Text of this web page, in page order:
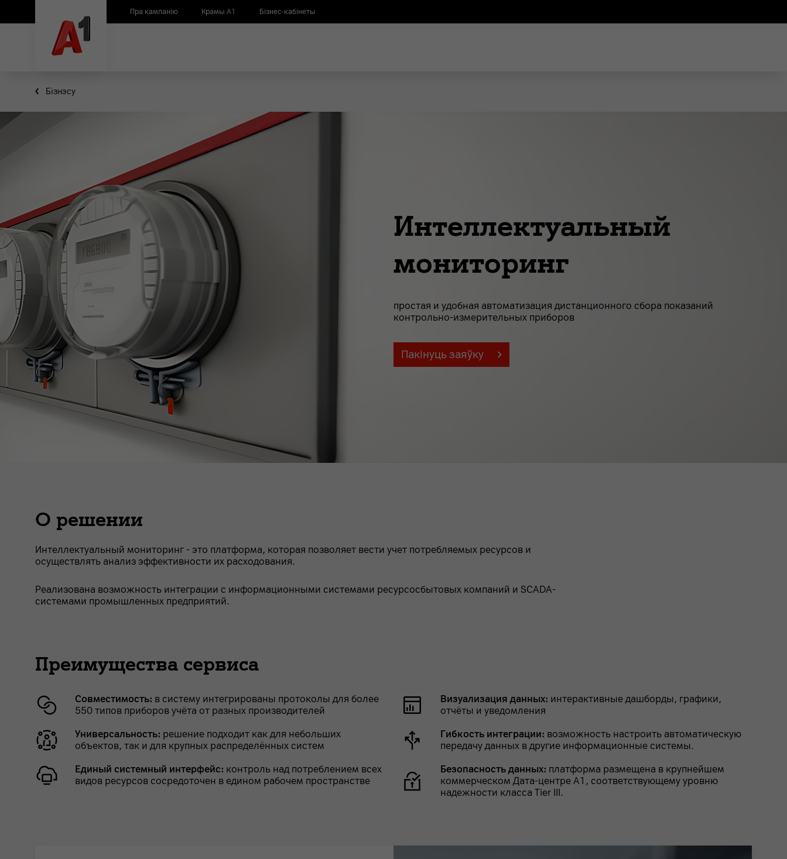
Пра кампанію Крамы А1 Бізнес-кабінеты
Бiзнэсу
Интеллектуальный
мониторинг
простая и удобная автоматизация дистанционного сбора показаний
контрольно-измерительных приборов
Пакінуць заяўку
О решении
Интеллектуальный мониторинг - это платформа, которая позволяет вести учет потребляемых ресурсов и
осуществлять анализ эффективности их расходования.
Реализована возможность интеграции с информационными системами ресурсосбытовых компаний и SCADA-
системами промышленных предприятий.
Преимущества сервиса
Совместимость: в систему интегрированы протоколы для более
550 типов приборов учёта от разных производителей
Универсальность: решение подходит как для небольших
объектов, так и для крупных распределённых систем
Единый системный интерфейс: контроль над потреблением всех
видов ресурсов сосредоточен в едином рабочем пространстве
Визуализация данных: интерактивные дашборды, графики,
отчёты и уведомления
Гибкость интеграции: возможность настроить автоматическую
передачу данных в другие информационные системы.
Безопасность данных: платформа размещена в крупнейшем
коммерческом Дата-центре А1, соответствующему уровню
надежности класса Tier III.